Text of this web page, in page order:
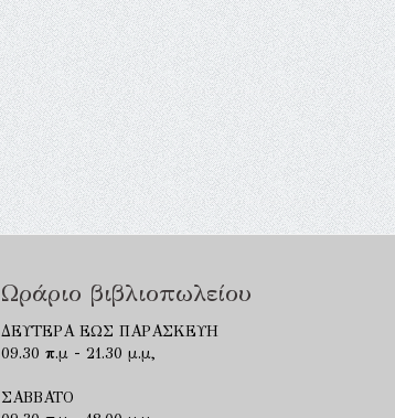
Ωράριο βιβλιοπωλείου
ΔΕΥΤΕΡΑ ΕΩΣ ΠΑΡΑΣΚΕΥΗ
09.30 π.μ - 21.30 μ.μ,
ΣΑΒΒΑΤΟ